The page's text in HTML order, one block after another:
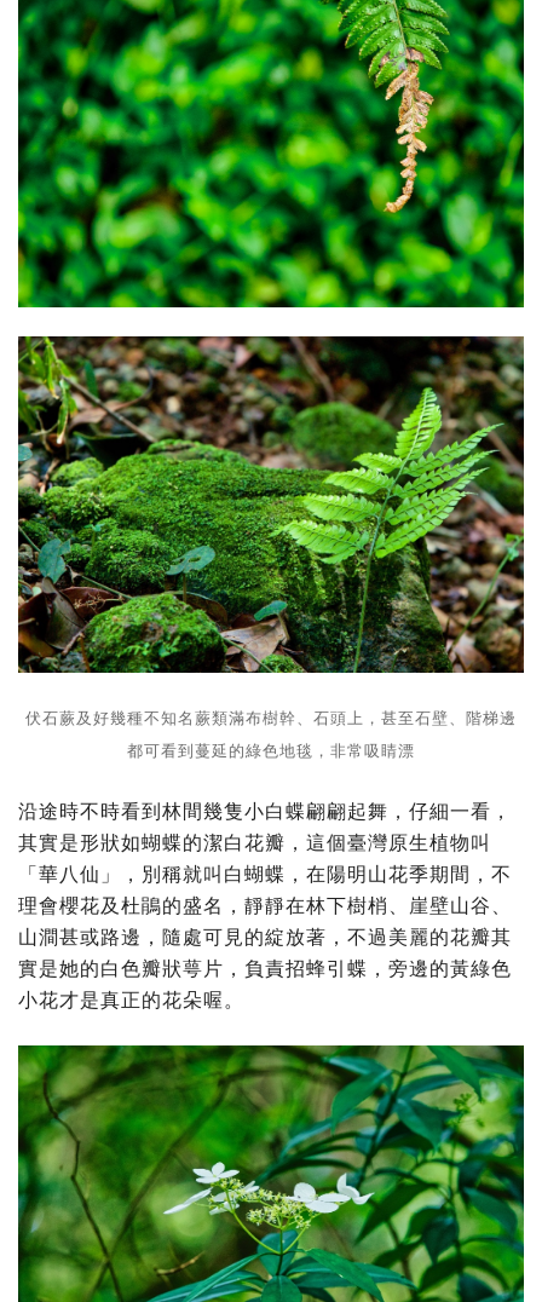
伏石蕨及好幾種不知名蕨類滿布樹幹、石頭上，甚至石壁、階梯邊
都可看到蔓延的綠色地毯，非常吸睛漂
沿途時不時看到林間幾隻小白蝶翩翩起舞，仔細一看，
其實是形狀如蝴蝶的潔白花瓣，這個臺灣原生植物叫
「華八仙」，別稱就叫白蝴蝶，在陽明山花季期間，不
理會櫻花及杜鵑的盛名，靜靜在林下樹梢、崖壁山谷、
山澗甚或路邊，隨處可見的綻放著，不過美麗的花瓣其
實是她的白色瓣狀萼片，負責招蜂引蝶，旁邊的黃綠色
小花才是真正的花朵喔。